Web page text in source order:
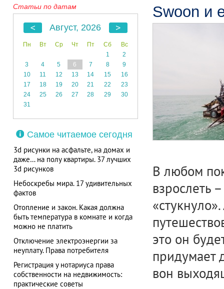
Статьи по датам
Август, 2026
Пн Вт Ср Чт Пт Сб
Вс
1
2
3
4 5 6 7 8
9
10
11 12 13 14 15
16
17
18 19 20 21 22
23
24
25 26 27 28 29
30
31
Самое читаемое сегодня
3d рисунки на асфальте, на домах и
даже… на полу квартиры. 37 лучших
3d рисунков
Небоскребы мира. 17 удивительных
фактов
Отопление и закон. Какая должна
быть температура в комнате и когда
можно не платить
Отключение электроэнергии за
неуплату. Права потребителя
Регистрация у нотариуса права
собственности на недвижимость:
практические советы
Swoon и
В любом
взрослеть
это он
придумает
вон